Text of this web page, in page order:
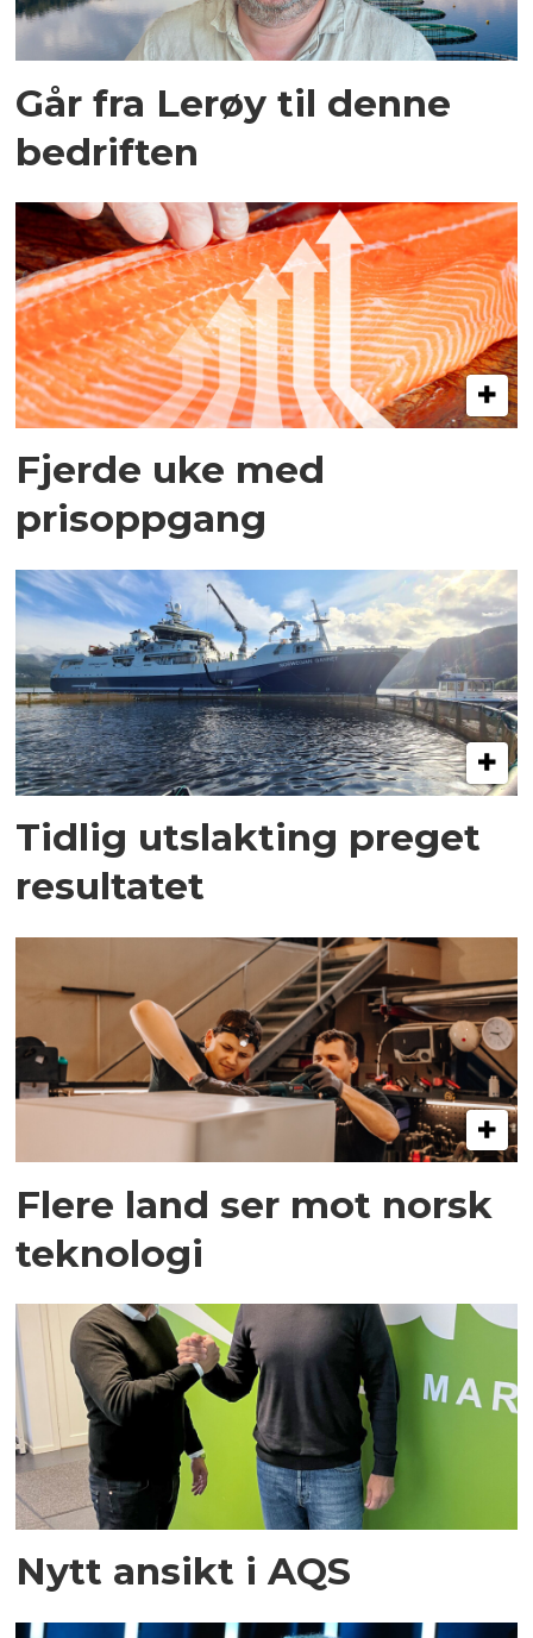
Går fra Lerøy til denne
bedriften
Fjerde uke med
prisoppgang
Tidlig utslakting preget
resultatet
Flere land ser mot norsk
teknologi
Nytt ansikt i AQS